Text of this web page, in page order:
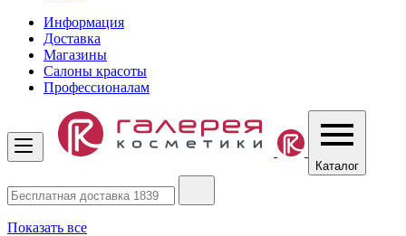
Информация
Доставка
Магазины
Салоны красоты
Профессионалам
Каталог
Показать все